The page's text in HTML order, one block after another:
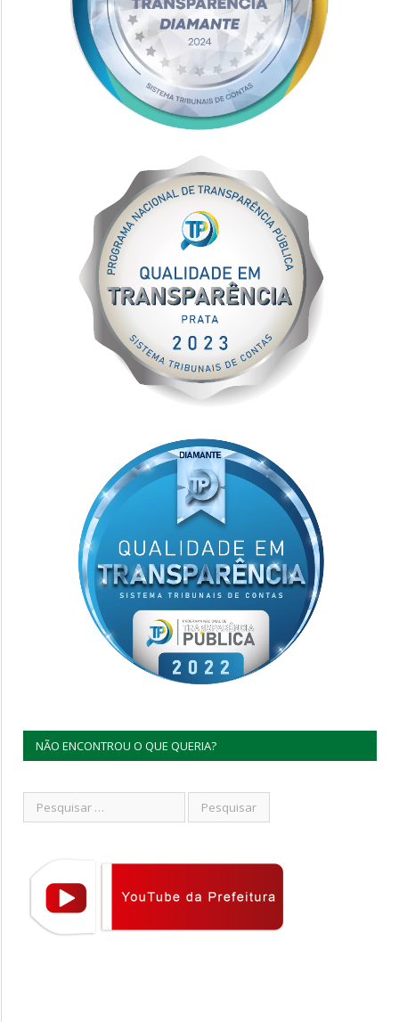
NÃO ENCONTROU O QUE QUERIA?